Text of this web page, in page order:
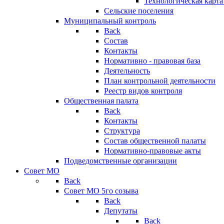
Сельские поселения
Муниципальный контроль
Back
Состав
Контакты
Нормативно - правовая база
Деятельность
План контрольной деятельности
Реестр видов контроля
Общественная палата
Back
Контакты
Структура
Состав общественной палаты
Нормативно-правовые акты
Подведомственные организации
Совет МО
Back
Совет МО 5го созыва
Back
Депутаты
Back